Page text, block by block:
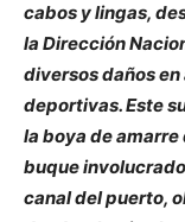
cabos y lingas,
la Dirección
diversos daños
deportivas. Este
la boya de amarre
buque
canal del puerto,